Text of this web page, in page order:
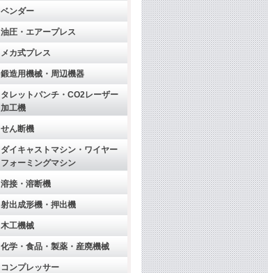
ベンダー
油圧・エアープレス
メカ式プレス
鍛造用機械・周辺機器
タレットパンチ・CO2レーザー
加工機
せん断機
ダイキャストマシン・ワイヤー
フォーミングマシン
溶接・溶断機
射出成形機・押出機
木工機械
化学・食品・製薬・産廃機械
コンプレッサー